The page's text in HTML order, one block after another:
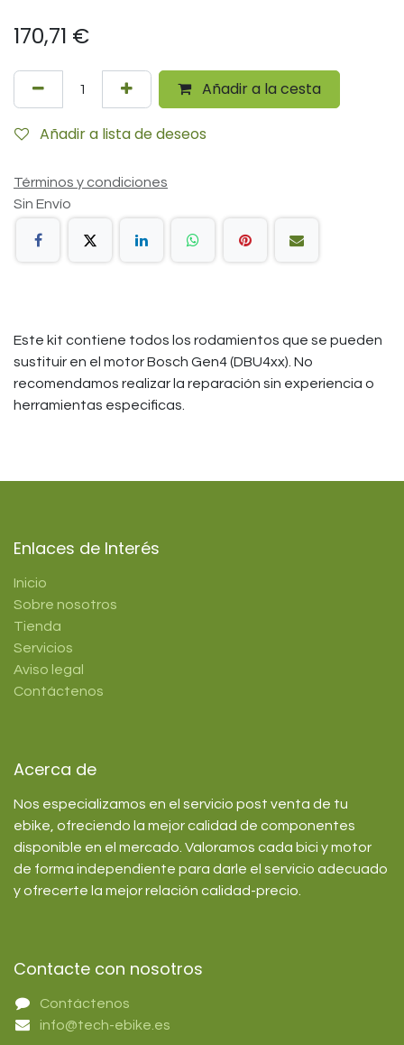
170,71 €
Añadir a la cesta
Añadir a lista de deseos
Términos y condiciones
Sin Envío
Este kit contiene todos los rodamientos que se pueden
sustituir en el motor Bosch Gen4 (DBU4xx). No
recomendamos realizar la reparación sin experiencia o
herramientas especificas.
Enlaces de Interés
Inicio
Sobre nosotros
Tienda
Servicios
Aviso legal
Contáctenos
Acerca de
Nos especializamos en el servicio post venta de tu
ebike, ofreciendo la mejor calidad de componentes
disponible en el mercado. Valoramos cada bici y motor
de forma independiente para darle el servicio adecuado
y ofrecerte la mejor relación calidad-precio.
Contacte con nosotros
Contáctenos
info@tech-ebike.es